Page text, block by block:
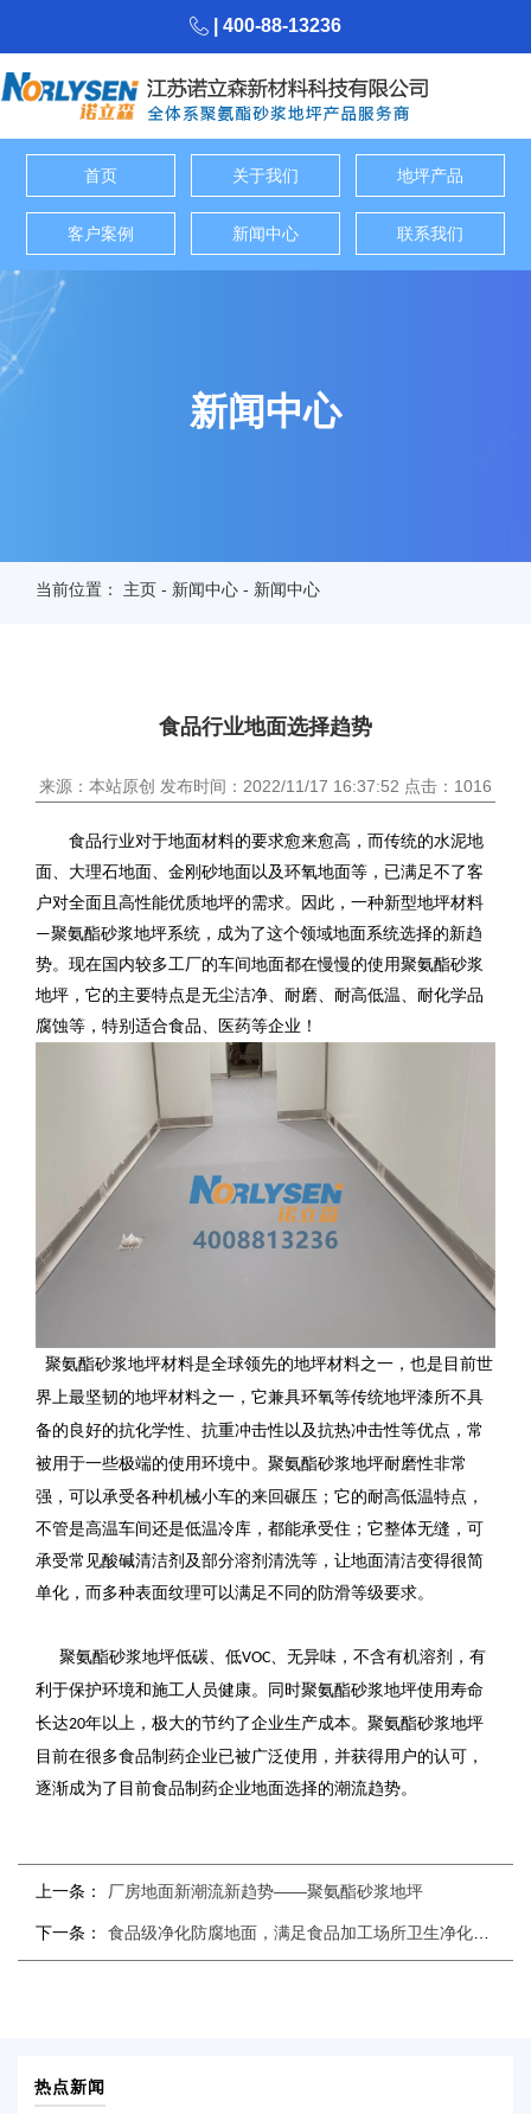
| 400-88-13236
首页 关于我们 地坪产品
客户案例 新闻中心 联系我们
新闻中心
当前位置： 主页 - 新闻中心 - 新闻中心
食品行业地面选择趋势
来源：本站原创 发布时间：2022/11/17 16:37:52 点击：1016
食品行业对于地面材料的要求愈来愈高，而传统的水泥地
面、大理石地面、金刚砂地面以及环氧地面等，已满足不了客
户对全面且高性能优质地坪的需求。因此，一种新型地坪材料
—聚氨酯砂浆地坪系统 ，成为了这个领域地面系统选择的新趋
势。 现在国内较多工厂的车间地面都在慢慢的使用聚氨酯砂浆
地坪，它的主要特点是无尘洁净、耐磨、耐高低温、耐化学品
腐蚀等，特别适合食品、医药等企业！
聚氨酯砂浆地坪材料是全球领先的地坪材料之一，也是目前世
界上最坚韧的地坪材料之一，它兼具环氧等传统地坪漆所不具
备的良好的抗化学性、抗重冲击性以及抗热冲击性等优点，常
被用于一些极端的使用环境中。 聚氨酯砂浆地坪耐磨性非常
强，可以承受各种机械小车的来回碾压；它的耐高低温特点，
不管是高温车间还是低温冷库，都能承受住；它整体无缝，可
承受常见酸碱清洁剂及部分溶剂清洗等，让地面清洁变得很简
单化，而多种表面纹理可以满足不同的防滑等级要求。
聚氨酯砂浆地坪低碳、低VOC、无异味，不含有机溶剂，有
利于保护环境和施工人员健康。
同时聚氨酯砂浆地坪使用寿命
长达20年以上，极大的节约了企业生产成本。 聚氨酯砂浆地坪
目前在很多食品制药企业已被广泛使用，并获得用户的认可，
逐渐成为了目前食品制药企业地面选择的潮流趋势。
上一条： 厂房地面新潮流新趋势——聚氨酯砂浆地坪
下一条： 食品级净化防腐地面，满足食品加工场所卫生净化要求
热点新闻